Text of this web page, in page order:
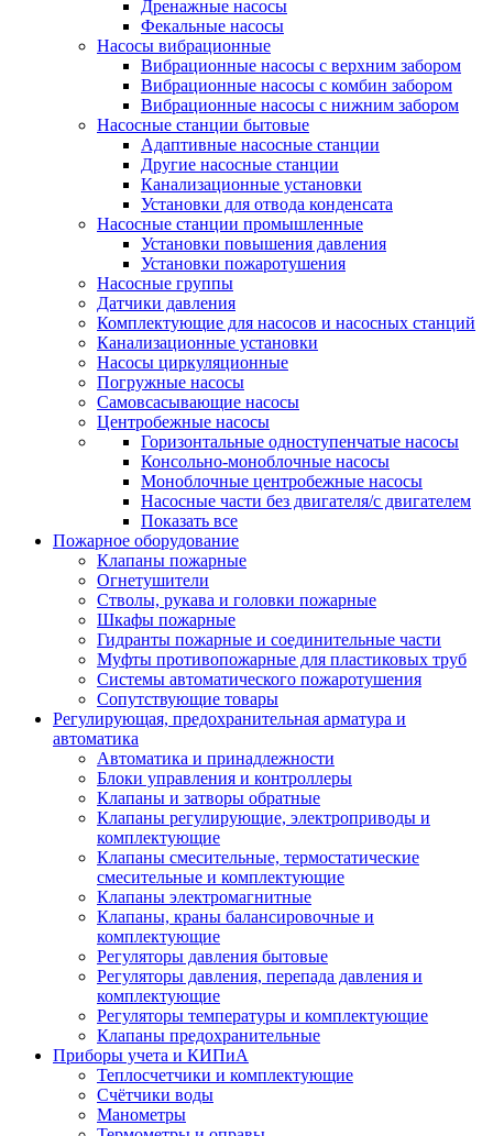
Дренажные насосы
Фекальные насосы
Насосы вибрационные
Вибрационные насосы с верхним забором
Вибрационные насосы с комбин забором
Вибрационные насосы с нижним забором
Насосные станции бытовые
Адаптивные насосные станции
Другие насосные станции
Канализационные установки
Установки для отвода конденсата
Насосные станции промышленные
Установки повышения давления
Установки пожаротушения
Насосные группы
Датчики давления
Комплектующие для насосов и насосных станций
Канализационные установки
Насосы циркуляционные
Погружные насосы
Самовсасывающие насосы
Центробежные насосы
Горизонтальные одноступенчатые насосы
Консольно-моноблочные насосы
Моноблочные центробежные насосы
Насосные части без двигателя/с двигателем
Показать все
Пожарное оборудование
Клапаны пожарные
Огнетушители
Стволы, рукава и головки пожарные
Шкафы пожарные
Гидранты пожарные и соединительные части
Муфты противопожарные для пластиковых труб
Системы автоматического пожаротушения
Сопутствующие товары
Регулирующая, предохранительная арматура и
автоматика
Автоматика и принадлежности
Блоки управления и контроллеры
Клапаны и затворы обратные
Клапаны регулирующие, электроприводы и
комплектующие
Клапаны смесительные, термостатические
смесительные и комплектующие
Клапаны электромагнитные
Клапаны, краны балансировочные и
комплектующие
Регуляторы давления бытовые
Регуляторы давления, перепада давления и
комплектующие
Регуляторы температуры и комплектующие
Клапаны предохранительные
Приборы учета и КИПиА
Теплосчетчики и комплектующие
Счётчики воды
Манометры